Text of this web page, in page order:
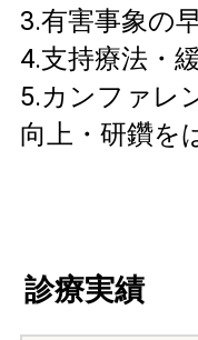
3.有害事象の
4.支持療法・
5.カンファレ
向上・研鑽を
診療実績